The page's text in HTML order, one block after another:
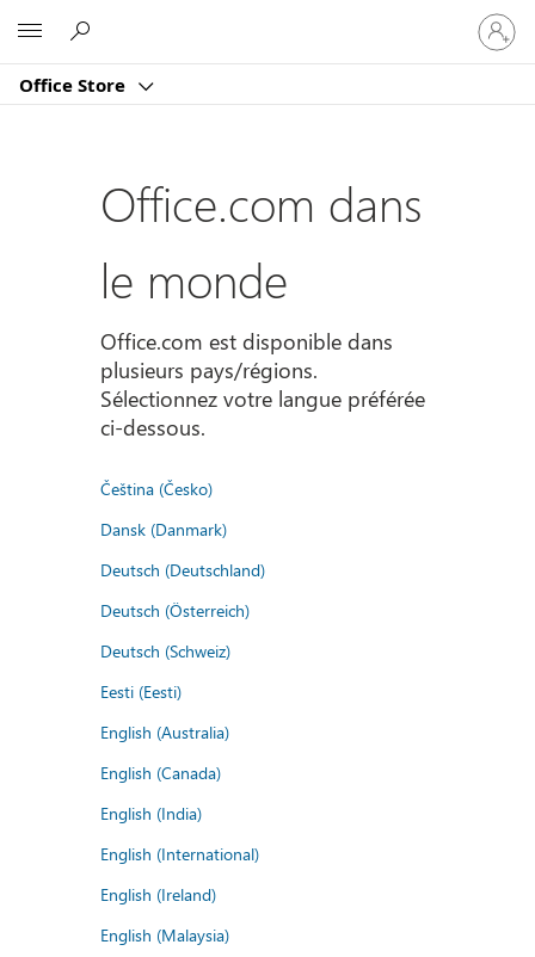
Office Store
vous
à
compte
Office.com dans
le monde
Office.com est disponible dans
plusieurs pays/régions.
Sélectionnez votre langue préférée
ci-dessous.
Čeština (Česko)
Dansk (Danmark)
Deutsch (Deutschland)
Deutsch (Österreich)
Deutsch (Schweiz)
Eesti (Eesti)
English (Australia)
English (Canada)
English (India)
English (International)
English (Ireland)
English (Malaysia)